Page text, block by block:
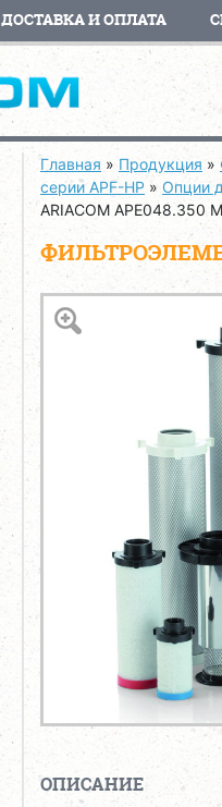
ДОСТАВКА И ОПЛАТА
Главная » Продукция »
серии APF-HP » Опции
ARIACOM APE048.350 M
ОПИСАНИЕ